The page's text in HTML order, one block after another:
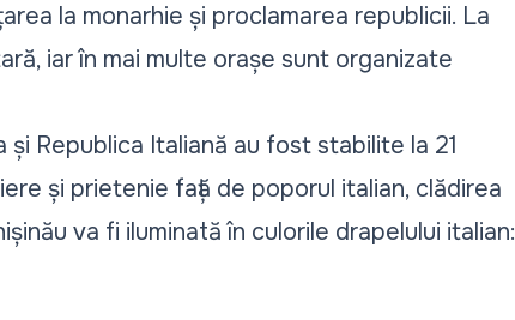
la monarhie și proclamarea republicii. La
iar în mai multe orașe sunt organizate
Republica Italiană au fost stabilite la 21
și prietenie față de poporul italian, clădirea
va fi iluminată în culorile drapelului italian: